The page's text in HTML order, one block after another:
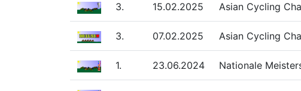
3. 15.02.2025 Asian Cycling
3. 07.02.2025 Asian Cycling
1. 23.06.2024 Nationale